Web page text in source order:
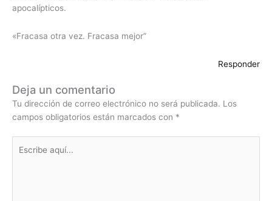
apocalípticos.
«Fracasa otra vez. Fracasa mejor”
Responder
Deja un comentario
Tu dirección de correo electrónico no será publicada. Los
campos obligatorios están marcados con *
aquí...